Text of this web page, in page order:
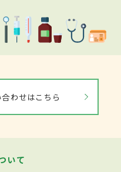
わせはこちら
いて